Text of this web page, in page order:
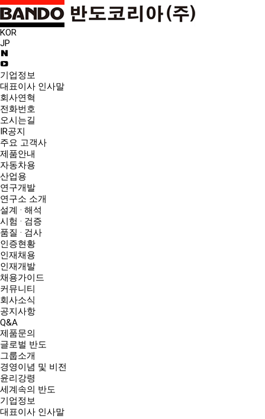
KOR
JP
기업정보
대표이사 인사말
회사연혁
전화번호
오시는길
IR공지
주요 고객사
제품안내
자동차용
산업용
연구개발
연구소 소개
설계 · 해석
시험 · 검증
품질 · 검사
인증현황
인재채용
인재개발
채용가이드
커뮤니티
회사소식
공지사항
Q&A
제품문의
글로벌 반도
그룹소개
경영이념 및 비전
윤리강령
세계속의 반도
기업정보
대표이사 인사말